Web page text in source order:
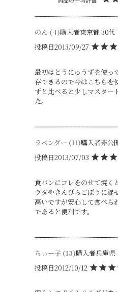
のん 4 購入者東京都30代
投稿日2013/09/27
最初はとうにゅうずを使っ
存できるので今はこちらを
ずと比べると少しマスター
た。
ラベンダー 11 購入者非公
投稿日2013/07/03
食パンにコレをのせて焼く
ラダやきんぴらごぼうに混
高いですが安心して食べら
ちぃー子 13 購入者兵庫県
投稿日2012/10/12